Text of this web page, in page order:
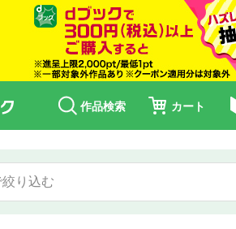
作品検索 カート